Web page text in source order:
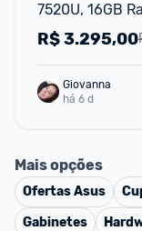
7520U, 16GB
FHD, Linux
R$3.295,00
Giovanna
há 6 d
Mais opções
OfertasAsus
Gabinetes